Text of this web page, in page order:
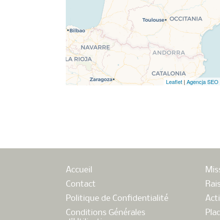
Leaflet |Agencja
Accueil
Contact
Politique de Confidentialité
Conditions Générales